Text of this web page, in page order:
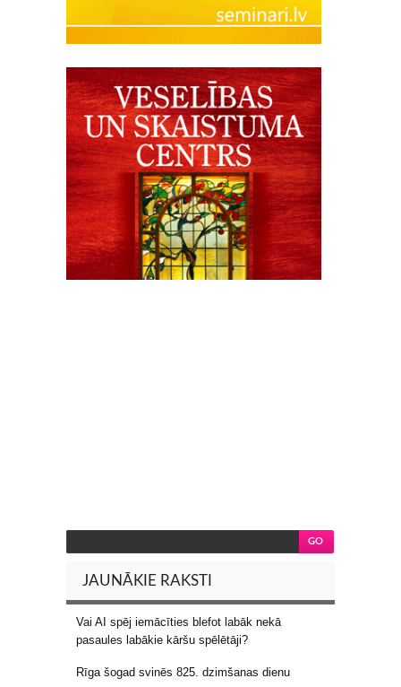
JAUNĀKIE RAKSTI
Vai AI spēj iemācīties blefot labāk nekā
pasaules labākie kāršu spēlētāji?
Rīga šogad svinēs 825. dzimšanas dienu